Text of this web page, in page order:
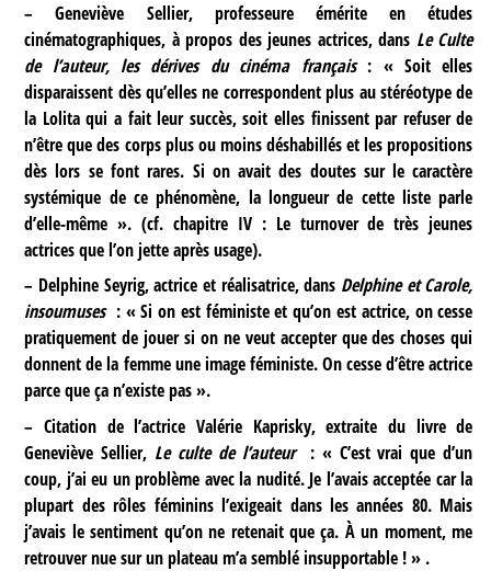
– Geneviève Sellier, professeure émérite en études
cinématographiques, à propos des jeunes actrices, dans Le Culte
de l’auteur, les dérives du cinéma français: « Soit elles
disparaissent dès qu’elles ne correspondent plus au stéréotype de
la Lolita qui a fait leur succès, soit elles finissent par refuser de
n’être que des corps plus ou moins déshabillés et les propositions
dès lors se font rares. Si on avait des doutes sur le caractère
systémique de ce phénomène, la longueur de cette liste parle
d’elle-même ». (cf. chapitre IV : Le turnover de très jeunes
actrices que l’on jette après usage).
– Delphine Seyrig, actrice et réalisatrice, dans Delphine et Carole,
insoumuses : « Si on est féministe et qu’on est actrice, on cesse
pratiquement de jouer si on ne veut accepter que des choses qui
donnent de la femme une image féministe. On cesse d’être actrice
parce que ça n’existe pas ».
– Citation de l’actrice Valérie Kaprisky, extraite du livre de
Geneviève Sellier, Le culte de l’auteur : « C’est vrai que d’un
coup, j’ai eu un problème avec la nudité. Je l’avais acceptée car la
plupart des rôles féminins l’exigeait dans les années 80. Mais
j’avais le sentiment qu’on ne retenait que ça. À un moment, me
retrouver nue sur un plateau m’a semblé insupportable ! » .